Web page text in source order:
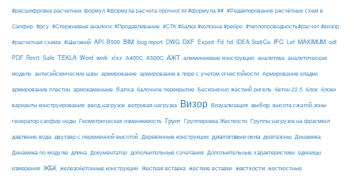
#расшифровка расчетных формул #формула расчета прочности #формула ## #Редактирование расчётных схем в
Сапфир #рсу #Стержневые аналоги; #Продавливание #СТК #балка #колонна #ребро #теплопроводность#расчет #визор
#расчетная схема #Шаговый API B500 BIM bug report DWG DXF Export Fd hd IDEA StatiCa IFC Lef MAXIMUM odt
PDF Revit Safe TEKLA Word work xlsx А400С А500С АЖТ алюминиевые конструкции аналитика аналитическая
модель антисейсмические швы армирование армирование в лире с учетом огнестойкости Армирование кладки
армирование пластин армокаменные балка балочное перекрытие Бесконечно жёсткий ригель бетон 22.5 блок блоки
варианты конструирования ввод нагрузок ветровая нагрузка Визор Визуализация выбор высота сжатой зоны
генератор сапфир ноды Геометрическая изменяемость Грунт Группировка Жесткости Группы нагрузок на фрагмент
давление вода двутавр с переменной высотой Деревянные конструкции диалоговые окна диапазоны Динамика
Динамика по модулю длина Документатор дополнительные сочетания Дополнительные характеристики единицы
измерения ЖБК железобетонные конструкции Жесткая вставка жесткие вставки жесткости жесткостные